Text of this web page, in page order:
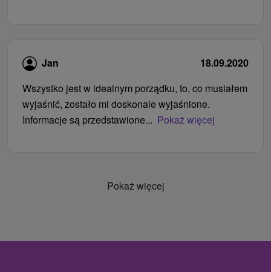
Jan
18.09.2020
Wszystko jest w idealnym porządku, to, co musiałem
wyjaśnić, zostało mi doskonale wyjaśnione.
Informacje są przedstawione... Pokaż więcej
Pokaż więcej